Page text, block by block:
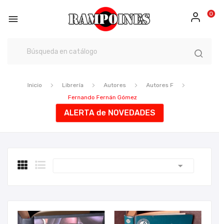
 0
Inicio Librería Autores
Autores F
Fernando Fernán Gómez
ALERTA de NOVEDADES
